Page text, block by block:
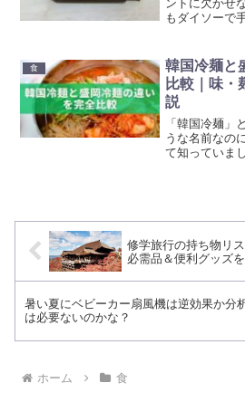
ントに欠かせ
もダイソーで
るの？」「溶
う？」など、
食
韓国冷麺と
比較｜味・
説
「韓国冷麺
うな名前なの
て知っていま
修学旅行の持ち物リ
必需品＆便利グッズ
暑い夏にベビーカー扇風機は逆効果か分
は必要ないのかな？
ホーム 食